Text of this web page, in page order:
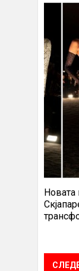
Новата